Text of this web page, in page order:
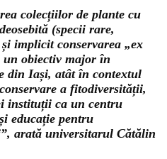
colecțiilor de plante cu
(specii rare,
implicit conservarea „ex
un obiectiv major în
din Iași, atât în contextul
a fitodiversității,
instituții ca un centru
educație pentru
arată universitarul Cătălin